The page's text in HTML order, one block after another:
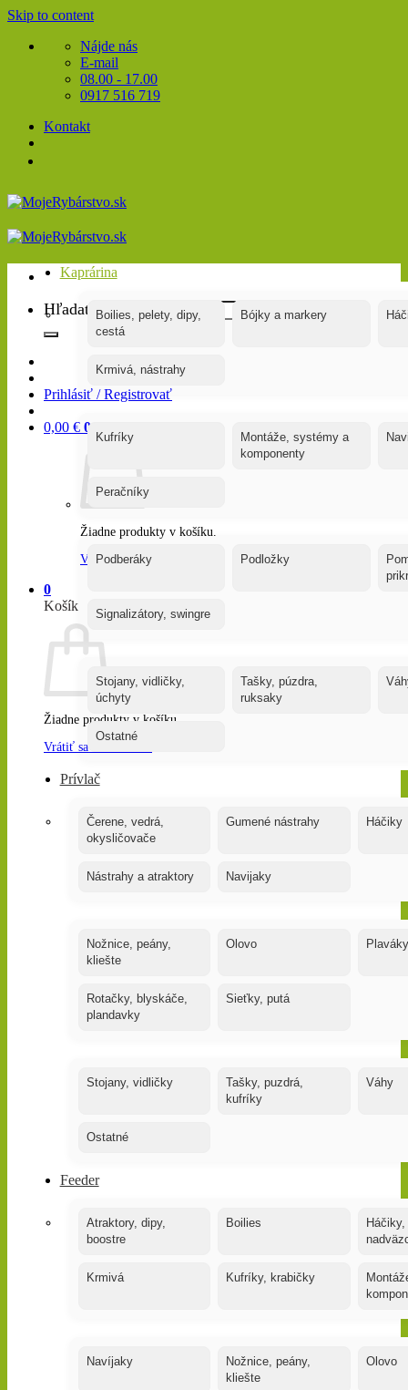
Skip to content
Nájde nás
E-mail
08.00 - 17.00
0917 516 719
Kontakt
Hľadať:
Prihlásiť / Registrovať
0,00 € 0
Žiadne produkty v košíku.
Vrátiť sa do obchodu
0
Košík
Žiadne produkty v košíku.
Vrátiť sa do obchodu
Kaprárina
Boilies, pelety, dipy,
cestá
Bójky a markery
Krmivá, nástrahy
Kufríky
Montáže, systémy a
komponenty
Peračníky
Podberáky Podložky
Signalizátory, swingre
Stojany, vidličky,
úchyty
Tašky, púzdra,
ruksaky
Ostatné
Prívlač
Čerene, vedrá,
okysličovače
Gumené nástrahy Háčiky
Nástrahy a atraktory Navijaky
Nožnice, peány,
kliešte
Olovo Plaváky
Rotačky, blyskáče,
plandavky
Sieťky, putá
Stojany, vidličky
Tašky, puzdrá,
kufríky
Váhy
Ostatné
Feeder
Atraktory, dipy,
boostre
Boilies
Krmivá Kufríky, krabičky
Navíjaky
Nožnice, peány,
kliešte
Olovo